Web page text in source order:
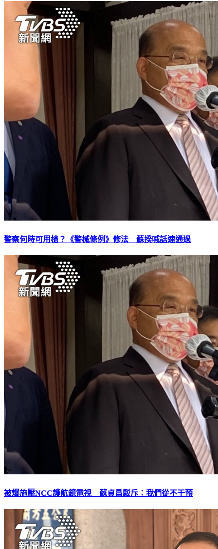
警察何時可用槍？《警械條例》修法 蘇揆喊話速通過
被爆施壓NCC護航鏡電視 蘇貞昌駁斥：我們從不干預